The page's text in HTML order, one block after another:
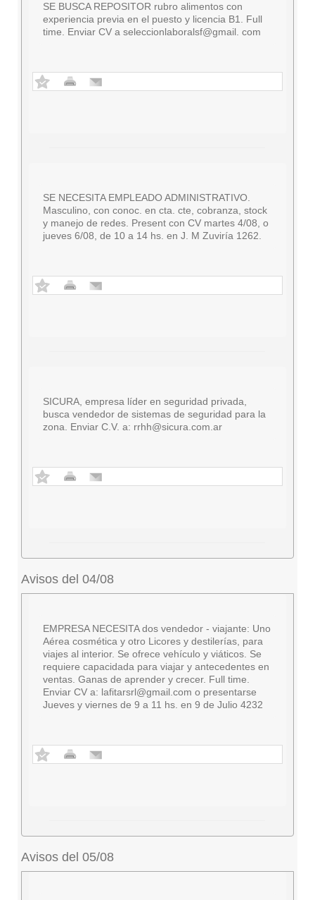
SE BUSCA REPOSITOR rubro alimentos con
experiencia previa en el puesto y licencia B1. Full
time. Enviar CV a seleccionlaboralsf@gmail. com
SE NECESITA EMPLEADO ADMINISTRATIVO.
Masculino, con conoc. en cta. cte, cobranza, stock
y manejo de redes. Present con CV martes 4/08, o
jueves 6/08, de 10 a 14 hs. en J. M Zuviría 1262.
SICURA, empresa líder en seguridad privada,
busca vendedor de sistemas de seguridad para la
zona. Enviar C.V. a: rrhh@sicura.com.ar
Avisos del 04/08
EMPRESA NECESITA dos vendedor - viajante: Uno
Aérea cosmética y otro Licores y destilerías, para
viajes al interior. Se ofrece vehículo y viáticos. Se
requiere capacidada para viajar y antecedentes en
ventas. Ganas de aprender y crecer. Full time.
Enviar CV a: lafitarsrl@gmail.com o presentarse
Jueves y viernes de 9 a 11 hs. en 9 de Julio 4232
Avisos del 05/08